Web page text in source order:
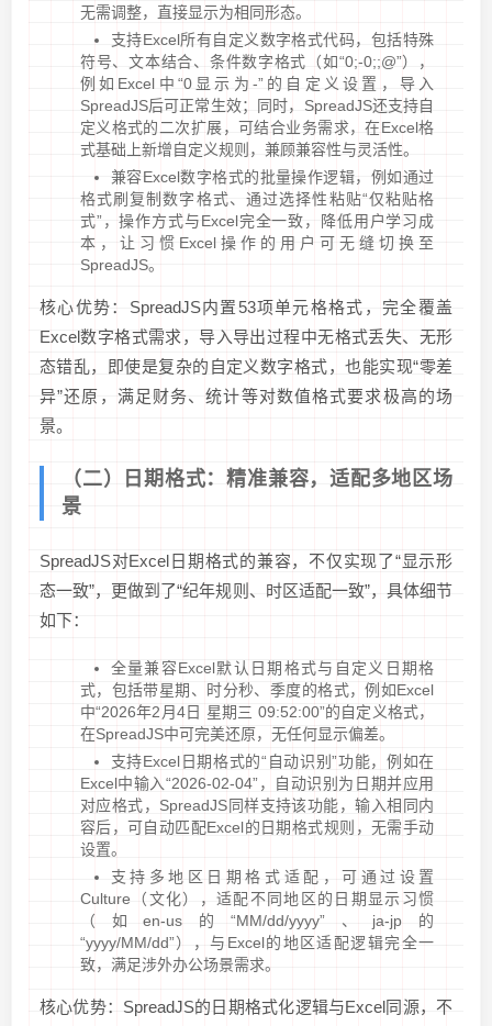
无需调整，直接显示为相同形态。
支持Excel所有自定义数字格式代码，包括特殊
符号、文本结合、条件数字格式（如“0;-0;;@”），
例如Excel中“0显示为-”的自定义设置，导入
SpreadJS后可正常生效；同时，SpreadJS还支持自
定义格式的二次扩展，可结合业务需求，在Excel格
式基础上新增自定义规则，兼顾兼容性与灵活性。
兼容Excel数字格式的批量操作逻辑，例如通过
格式刷复制数字格式、通过选择性粘贴“仅粘贴格
式”，操作方式与Excel完全一致，降低用户学习成
本，让习惯Excel操作的用户可无缝切换至
SpreadJS。
核心优势：SpreadJS内置53项单元格格式，完全覆盖
Excel数字格式需求，导入导出过程中无格式丢失、无形
态错乱，即使是复杂的自定义数字格式，也能实现“零差
异”还原，满足财务、统计等对数值格式要求极高的场
景。
（二）日期格式：精准兼容，适配多地区场
景
SpreadJS对Excel日期格式的兼容，不仅实现了“显示形
态一致”，更做到了“纪年规则、时区适配一致”，具体细节
如下：
全量兼容Excel默认日期格式与自定义日期格
式，包括带星期、时分秒、季度的格式，例如Excel
中“2026年2月4日 星期三 09:52:00”的自定义格式，
在SpreadJS中可完美还原，无任何显示偏差。
支持Excel日期格式的“自动识别”功能，例如在
Excel中输入“2026-02-04”，自动识别为日期并应用
对应格式，SpreadJS同样支持该功能，输入相同内
容后，可自动匹配Excel的日期格式规则，无需手动
设置。
支持多地区日期格式适配，可通过设置
Culture（文化），适配不同地区的日期显示习惯
（如en-us的“MM/dd/yyyy”、ja-jp的
“yyyy/MM/dd”），与Excel的地区适配逻辑完全一
致，满足涉外办公场景需求。
核心优势：SpreadJS的日期格式化逻辑与Excel同源，不